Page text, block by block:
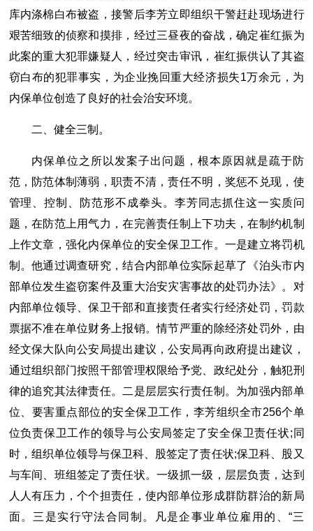
库内涤棉白布被盗，接警后李芳立即组织干警赶赴现场进行
艰苦细致的侦察和摸排，经过三昼夜的奋战，确定崔红振为
此案的重大犯罪嫌疑人，经过突击审讯，崔红振供认了其盗
窃白布的犯罪事实，为企业挽回重大经济损失1万余元，为
内保单位创造了良好的社会治安环境。
二、健全三制。
内保单位之所以发案子出问题，根本原因就是疏于防
范，防范体制薄弱，职责不清，责任不明，奖惩不兑现，使
管理、控制、防范形不成拳头。李芳同志抓住这一实质问
题，在防范上用气力，在完善责任制上下功夫，在制约机制
上作文章，强化内保单位的安全保卫工作。一是建立将罚机
制。他通过调查研究，结合内部单位实际起草了《泊头市内
部单位发生盗窃案件及重大治安灾害事故的处罚办法》。对
内部单位领导、保卫干部和直接责任者实行经济处罚，罚款
票据不准在单位财务上报销。情节严重的除经济处罚外，由
经文保大队向公安局提出建议，公安局再向政府提出建议，
通过组织部门按照干部管理权限给予党、政纪处分，触犯刑
律的追究其法律责任。二是层层实行责任制。为加强内部单
位、要害重点部位的安全保卫工作，李芳组织全市256个单
位负责保卫工作的领导与公安局签定了安全保卫责任状;同
时，组织单位领导与保卫科、股签定了责任状;保卫科、股又
与车间、班组签定了责任状。一级抓一级，层层负责，达到
人人有压力，个个担责任，使内部单位形成群防群治的新局
面。三是实行守法合同制。凡是企事业单位雇用的、“三